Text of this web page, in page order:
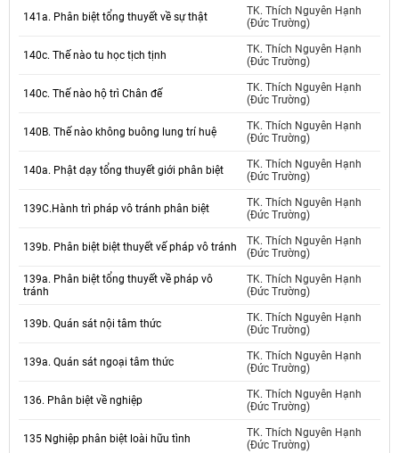
141a. Phân biệt tổng thuyết về sự thật
TK. Thích Nguyên Hạnh
(Đức Trường)
140c. Thế nào tu học tịch tịnh
TK. Thích Nguyên Hạnh
(Đức Trường)
140c. Thế nào hộ trì Chân đế
TK. Thích Nguyên Hạnh
(Đức Trường)
140B. Thế nào không buông lung trí huệ
TK. Thích Nguyên Hạnh
(Đức Trường)
140a. Phật dạy tổng thuyết giới phân biệt
TK. Thích Nguyên Hạnh
(Đức Trường)
139C.Hành trì pháp vô tránh phân biệt
TK. Thích Nguyên Hạnh
(Đức Trường)
139b. Phân biệt biệt thuyết vế pháp vô tránh
TK. Thích Nguyên Hạnh
(Đức Trường)
139a. Phân biệt tổng thuyết về pháp vô
tránh
TK. Thích Nguyên Hạnh
(Đức Trường)
139b. Quán sát nội tâm thức
TK. Thích Nguyên Hạnh
(Đức Trường)
139a. Quán sát ngoại tâm thức
TK. Thích Nguyên Hạnh
(Đức Trường)
136. Phân biệt về nghiệp
TK. Thích Nguyên Hạnh
(Đức Trường)
135 Nghiệp phân biệt loài hữu tình
TK. Thích Nguyên Hạnh
(Đức Trường)